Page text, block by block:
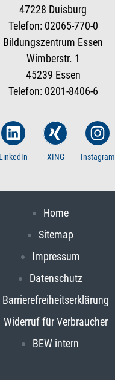
47228 Duisburg
Telefon: 02065-770-0
Bildungszentrum Essen
Wimberstr. 1
45239 Essen
Telefon: 0201-8406-6
LinkedIn XING Instagram
Home
Sitemap
Impressum
Datenschutz
Barrierefreiheitserklärung
Widerruf für Verbraucher
BEW intern